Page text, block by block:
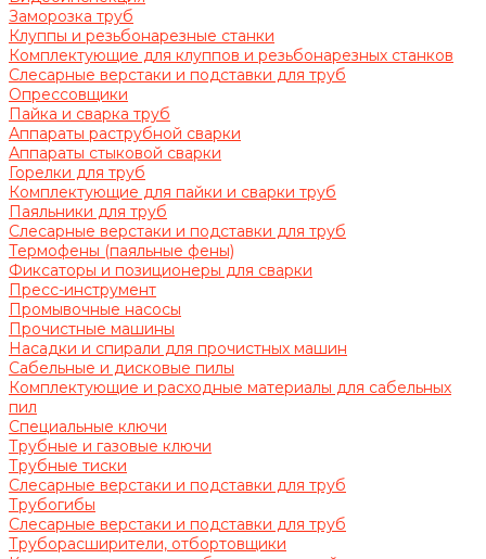
Заморозка труб
Клуппы и резьбонарезные станки
Комплектующие для клуппов и резьбонарезных станков
Слесарные верстаки и подставки для труб
Опрессовщики
Пайка и сварка труб
Аппараты раструбной сварки
Аппараты стыковой сварки
Горелки для труб
Комплектующие для пайки и сварки труб
Паяльники для труб
Слесарные верстаки и подставки для труб
Термофены (паяльные фены)
Фиксаторы и позиционеры для сварки
Пресс-инструмент
Промывочные насосы
Прочистные машины
Насадки и спирали для прочистных машин
Сабельные и дисковые пилы
Комплектующие и расходные материалы для сабельных
пил
Специальные ключи
Трубные и газовые ключи
Трубные тиски
Слесарные верстаки и подставки для труб
Трубогибы
Слесарные верстаки и подставки для труб
Труборасширители, отбортовщики